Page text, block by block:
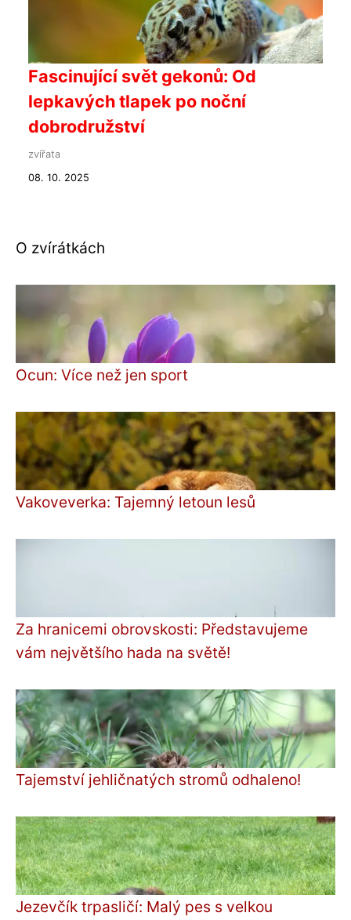
Fascinující svět gekonů: Od
lepkavých tlapek po noční
dobrodružství
zvířata
08. 10. 2025
O zvírátkách
Ocun: Více než jen sport
Vakoveverka: Tajemný letoun lesů
Za hranicemi obrovskosti: Představujeme
vám největšího hada na světě!
Tajemství jehličnatých stromů odhaleno!
Jezevčík trpasličí: Malý pes s velkou